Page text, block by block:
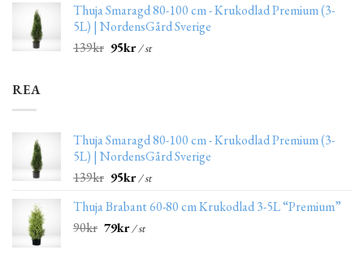
Thuja Smaragd 80-100 cm - Krukodlad Premium (3-
5L) | NordensGård Sverige
139kr 95kr/ st
REA
Thuja Smaragd 80-100 cm - Krukodlad Premium (3-
5L) | NordensGård Sverige
139kr 95kr/ st
Thuja Brabant 60-80 cm Krukodlad 3-5L “Premium”
90kr 79kr/ st